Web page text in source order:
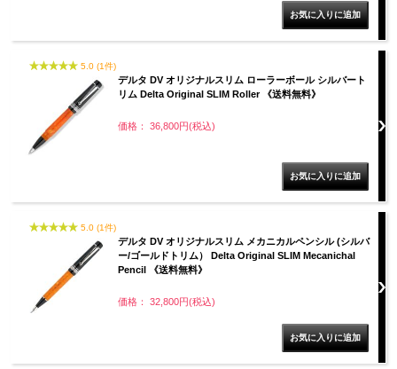
5.0 (1件)
デルタ DV オリジナルスリム ローラーボール シルバート
リム Delta Original SLIM Roller 《送料無料》
価格： 36,800円(税込)
5.0 (1件)
デルタ DV オリジナルスリム メカニカルペンシル (シルバ
ー/ゴールドトリム） Delta Original SLIM Mecanichal
Pencil 《送料無料》
価格： 32,800円(税込)